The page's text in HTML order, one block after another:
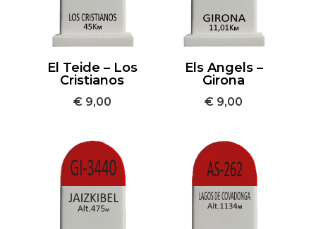
El Teide – Los
Cristianos
€ 9,00
Els Angels –
Girona
€ 9,00